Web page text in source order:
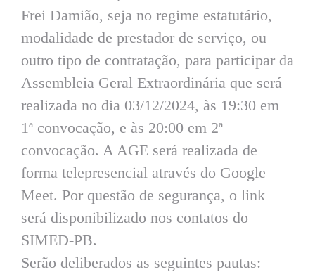
Frei Damião, seja no regime estatutário,
modalidade de prestador de serviço, ou
outro tipo de contratação, para participar da
Assembleia Geral Extraordinária que será
realizada no dia 03/12/2024, às 19:30 em
1ª convocação, e às 20:00 em 2ª
convocação. A AGE será realizada de
forma telepresencial através do Google
Meet. Por questão de segurança, o link
será disponibilizado nos contatos do
SIMED-PB.
Serão deliberados as seguintes pautas: